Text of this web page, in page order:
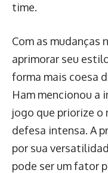
time.
Com as mudanças
aprimorar seu
forma mais coesa
Ham mencionou a
jogo que priorize o
defesa intensa. A
por sua
pode ser um fator